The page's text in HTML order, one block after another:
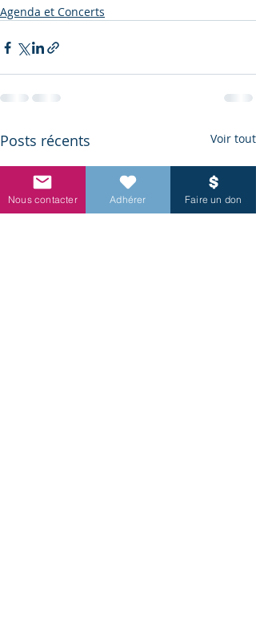
Agenda et Concerts
Posts récents Voir tout
Nous contacter Adhérer Faire un don